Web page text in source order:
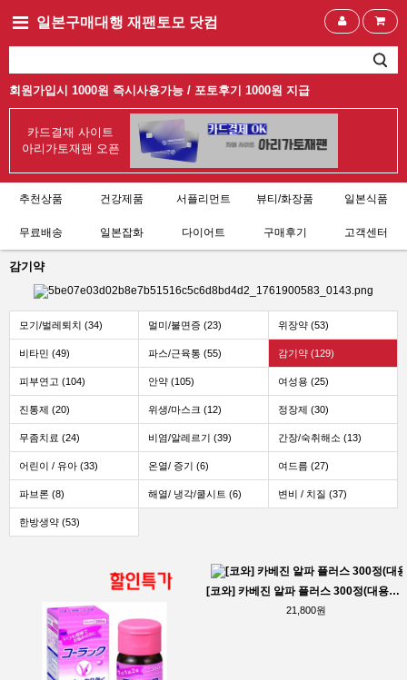
일본구매대행 재팬토모 닷컴
회원가입시 1000원 즉시사용가능 / 포토후기 1000원 지급
카드결재 사이트
아리가토재팬 오픈
추천상품 건강제품 서플리먼트 뷰티/화장품 일본식품
무료배송 일본잡화 다이어트 구매후기 고객센터
감기약
모기/벌레퇴치 (34) 멀미/불면증 (23) 위장약 (53)
비타민 (49) 파스/근육통 (55) 감기약 (129)
피부연고 (104) 안약 (105) 여성용 (25)
진통제 (20) 위생/마스크 (12) 정장제 (30)
무좀치료 (24) 비염/알레르기 (39) 간장/숙취해소 (13)
어린이 / 유아 (33) 온열/ 증기 (6) 여드름 (27)
파브론 (8) 해열/ 냉각/쿨시트 (6) 변비 / 치질 (37)
한방생약 (53)
[코와] 카베진 알파 플러스 300정(대용량)_코와_캬베진
21,800원